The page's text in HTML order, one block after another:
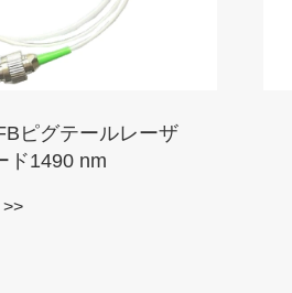
イドのCバンディン
DWDM
>>